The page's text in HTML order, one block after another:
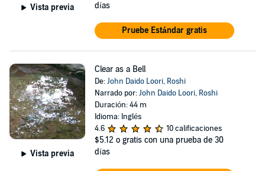
Vista previa
días
Pruebe Estándar gratis
Vista previa
Clear as a Bell
De:John Daido Loori, Roshi
Narrado por:John Daido Loori, Roshi
Duración: 44 m
Idioma: Inglés
4.6
10 calificaciones
$5.12 o gratis con una prueba de 30
días